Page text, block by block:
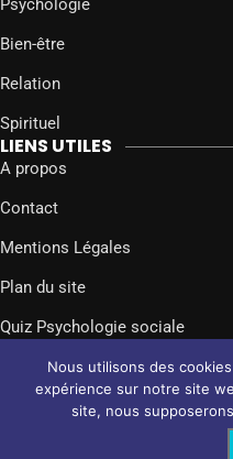
Psychologie
Bien-être
Relation
Spirituel
LIENS UTILES
A propos
Contact
Mentions Légales
Plan du site
Quiz Psychologie sociale
Facebook Twitter Instagram
@2024 – Tous droits
Nous utilisons des
expérience sur notre site
site, nous